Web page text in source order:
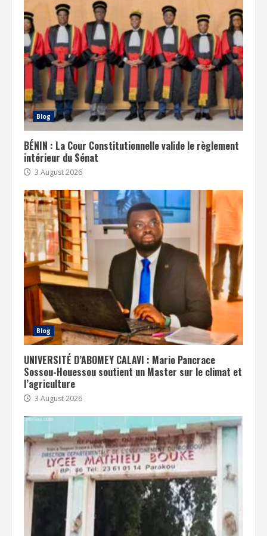
Blog
BÉNIN : La Cour Constitutionnelle valide le règlement
intérieur du Sénat
3 August 2026
Blog
UNIVERSITÉ D’ABOMEY CALAVI : Mario Pancrace
Sossou-Houessou soutient un Master sur le climat et
l’agriculture
3 August 2026